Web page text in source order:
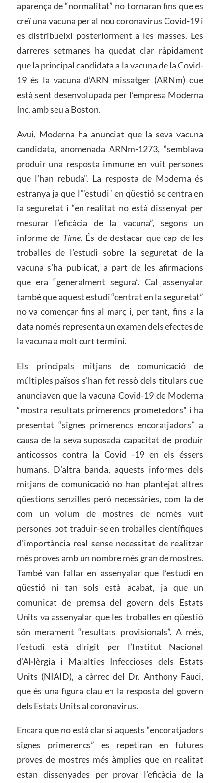
aparença de “normalitat” no tornaran fins que es
creï una vacuna per al nou coronavirus Covid-19 i
es distribueixi posteriorment a les masses. Les
darreres setmanes ha quedat clar ràpidament
que la principal candidata a la vacuna de la Covid-
19 és la vacuna d’ARN missatger (ARNm) que
està sent desenvolupada per l’empresa Moderna
Inc. amb seu a Boston.
Avui, Moderna ha anunciat que la seva vacuna
candidata, anomenada ARNm-1273, “semblava
produir una resposta immune en vuit persones
que l’han rebuda”. La resposta de Moderna és
estranya ja que l'”estudi” en qüestió se centra en
la seguretat i “en realitat no està dissenyat per
mesurar l’eficàcia de la vacuna”, segons un
informe de Time. És de destacar que cap de les
troballes de l’estudi sobre la seguretat de la
vacuna s’ha publicat, a part de les afirmacions
que era “generalment segura”. Cal assenyalar
també que aquest estudi “centrat en la seguretat”
no va començar fins al març i, per tant, fins a la
data només representa un examen dels efectes de
la vacuna a molt curt termini.
Els principals mitjans de comunicació de
múltiples països s’han fet ressò dels titulars que
anunciaven que la vacuna Covid-19 de Moderna
“mostra resultats primerencs prometedors” i ha
presentat “signes primerencs encoratjadors” a
causa de la seva suposada capacitat de produir
anticossos contra la Covid -19 en els éssers
humans. D’altra banda, aquests informes dels
mitjans de comunicació no han plantejat altres
qüestions senzilles però necessàries, com la de
com un volum de mostres de només vuit
persones pot traduir-se en troballes científiques
d’importància real sense necessitat de realitzar
més proves amb un nombre més gran de mostres.
També van fallar en assenyalar que l’estudi en
qüestió ni tan sols està acabat, ja que un
comunicat de premsa del govern dels Estats
Units va assenyalar que les troballes en qüestió
són merament “resultats provisionals”. A més,
l’estudi està dirigit per l’Institut Nacional
d’Al·lèrgia i Malalties Infeccioses dels Estats
Units (NIAID), a càrrec del Dr. Anthony Fauci,
que és una figura clau en la resposta del govern
dels Estats Units al coronavirus.
Encara que no està clar si aquests “encoratjadors
signes primerencs” es repetiran en futures
proves de mostres més àmplies que en realitat
estan dissenyades per provar l’eficàcia de la